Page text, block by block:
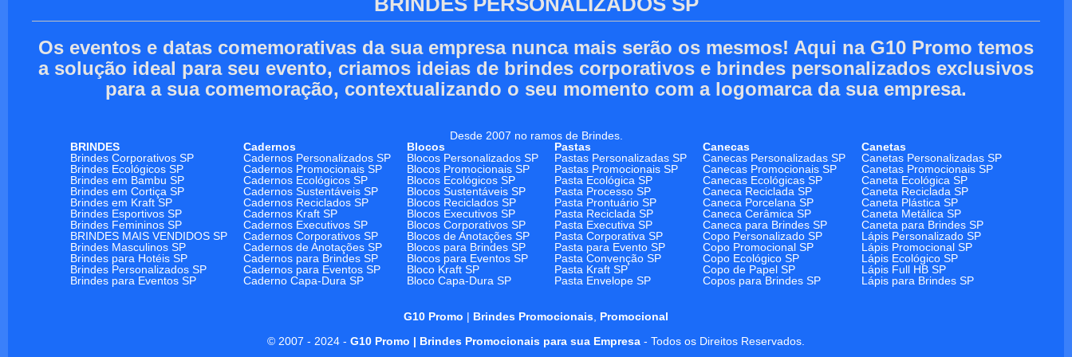
Os eventos e datas comemorativas da sua empresa nunca mais serão os mesmos! Aqui na G10 Promo temos
a solução ideal para seu evento, criamos ideias de brindes corporativos e brindes personalizados exclusivos
para a sua comemoração, contextualizando o seu momento com a logomarca da sua empresa.
Desde 2007 no ramos de Brindes.
BRINDES
Cadernos Blocos Pastas Canecas
Canetas
Brindes Corporativos SP
Cadernos Personalizados SP Blocos Personalizados SP Pastas Personalizadas SP Canecas Personalizadas SP
Canetas Personalizadas SP
Brindes Ecológicos SP
Cadernos Promocionais SP Blocos Promocionais SP Pastas Promocionais SP Canecas Promocionais SP
Canetas Promocionais SP
Brindes em Bambu SP
Cadernos Ecológicos SP Blocos Ecológicos SP Pasta Ecológica SP Canecas Ecológicas SP
Caneta Ecológica SP
Brindes em Cortiça SP
Cadernos Sustentáveis SP Blocos Sustentáveis SP Pasta Processo SP Caneca Reciclada SP
Caneta Reciclada SP
Brindes em Kraft SP
Cadernos Reciclados SP Blocos Reciclados SP Pasta Prontuário SP Caneca Porcelana SP
Caneta Plástica SP
Brindes Esportivos SP
Cadernos Kraft SP Blocos Executivos SP Pasta Reciclada SP Caneca Cerâmica SP
Caneta Metálica SP
Brindes Femininos SP
Cadernos Executivos SP Blocos Corporativos SP Pasta Executiva SP Caneca para Brindes SP
Caneta para Brindes SP
BRINDES MAIS VENDIDOS SP
Cadernos Corporativos SP Blocos de Anotações SP Pasta Corporativa SP Copo Personalizado SP
Lápis Personalizado SP
Brindes Masculinos SP
Cadernos de Anotações SP Blocos para Brindes SP Pasta para Evento SP Copo Promocional SP
Lápis Promocional SP
Brindes para Hotéis SP
Cadernos para Brindes SP Blocos para Eventos SP Pasta Convenção SP Copo Ecológico SP
Lápis Ecológico SP
Brindes Personalizados SP
Cadernos para Eventos SP Bloco Kraft SP Pasta Kraft SP Copo de Papel SP
Lápis Full HB SP
Brindes para Eventos SP
Caderno Capa-Dura SP Bloco Capa-Dura SP Pasta Envelope SP Copos para Brindes SP Lápis para Brindes SP
G10 Promo | Brindes Promocionais, Promocional
© 2007 - 2024 - G10 Promo | Brindes Promocionais para sua Empresa - Todos os Direitos Reservados.